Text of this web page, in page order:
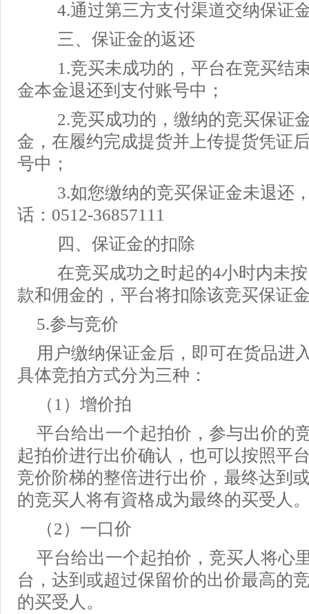
4.通过第三方支付渠道交纳保证
三、保证金的返还
1.竞买未成功的，平台在竞买结
金本金退还到支付账号中；
2.竞买成功的，缴纳的竞买保证
金，在履约完成提货并上传提货凭证
号中；
3.如您缴纳的竞买保证金未退还
话：0512-36857111
四、保证金的扣除
在竞买成功之时起的4小时内未
款和佣金的，平台将扣除该竞买保证
5.参与竞价
用户缴纳保证金后，即可在货品进
具体竞拍方式分为三种：
（1）增价拍
平台给出一个起拍价，参与出价的
起拍价进行出价确认，也可以按照平
竞价阶梯的整倍进行出价，最终达到
的竞买人将有資格成为最终的买受人
（2）一口价
平台给出一个起拍价，竞买人将心
台，达到或超过保留价的出价最高的
的买受人。